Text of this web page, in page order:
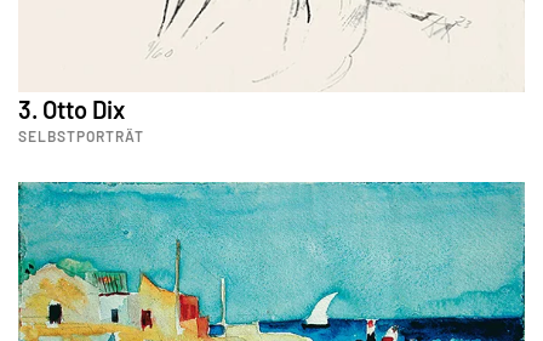
3. Otto Dix
SELBSTPORTRÄT